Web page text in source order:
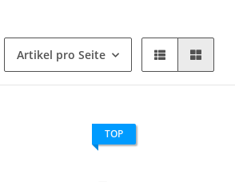
Artikel pro Seite
TOP